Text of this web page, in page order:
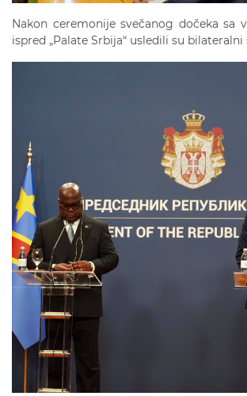
Nakon ceremonije svečanog dočeka sa
ispred „Palate Srbija“ usledili su bilateralni